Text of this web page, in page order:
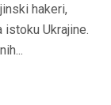
hakeri,
Ukrajine.